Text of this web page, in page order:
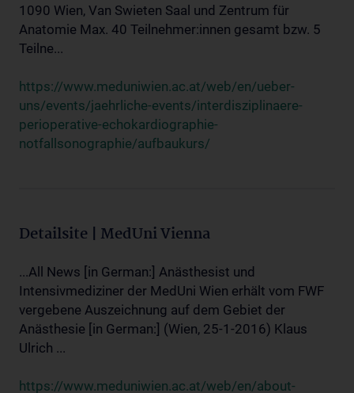
1090 Wien, Van Swieten Saal und Zentrum für
Anatomie Max. 40 Teilnehmer:innen gesamt bzw. 5
Teilne...
https://www.meduniwien.ac.at/web/en/ueber-
uns/events/jaehrliche-events/interdisziplinaere-
perioperative-echokardiographie-
notfallsonographie/aufbaukurs/
Detailsite | MedUni Vienna
...All News [in German:] Anästhesist und
Intensivmediziner der MedUni Wien erhält vom FWF
vergebene Auszeichnung auf dem Gebiet der
Anästhesie [in German:] (Wien, 25-1-2016) Klaus
Ulrich ...
https://www.meduniwien.ac.at/web/en/about-